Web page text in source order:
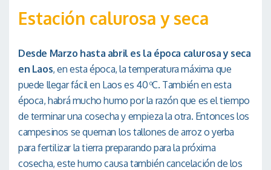
Estación calurosa y seca
Desde Marzo hasta abril es la época calurosa y seca
en Laos, en esta época, la temperatura máxima que
puede llegar fácil en Laos es 40 oC. También en esta
época, habrá mucho humo por la razón que es el tiempo
de terminar una cosecha y empieza la otra. Entonces los
campesinos se queman los tallones de arroz o yerba
para fertilizar la tierra preparando para la próxima
cosecha, este humo causa también cancelación de los